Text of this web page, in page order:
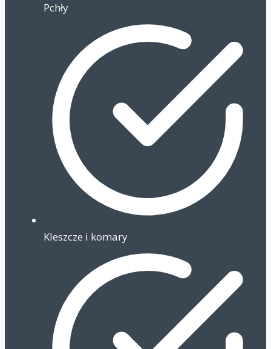
Pchły
Kleszcze i komary